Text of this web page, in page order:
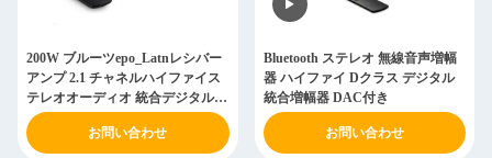
200W ブルーツepo_Latnレシバー
アンプ 2.1 チャネルハイファイス
テレオオーディオ 統合デジタル
DACパワーアンプ
お問い合わせ
Bluetooth ステレオ 無線音声増幅
器 ハイファイ Dクラス デジタル
統合増幅器 DAC付き
お問い合わせ